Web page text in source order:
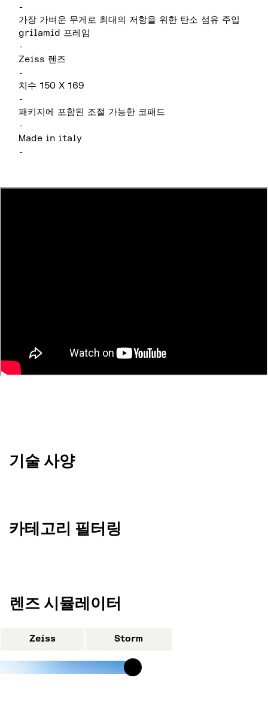
-
가장 가벼운 무게로 최대의 저항을 위한 탄소 섬유 주입
grilamid 프레임
-
Zeiss 렌즈
-
치수 150 X 169
-
패키지에 포함된 조절 가능한 코패드
-
Made in italy
-
기술 사양
카테고리 필터링
렌즈 시뮬레이터
Zeiss Storm